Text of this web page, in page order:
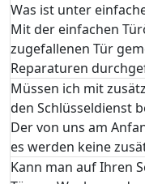
Was ist unter
Mit der einfachen
zugefallenen Tür
Reparaturen
Müssen ich mit
den Schlüsseldienst
Der von uns am
es werden keine
Kann man auf Ihren